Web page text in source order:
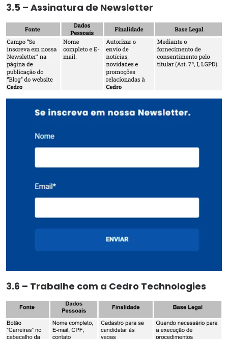
3.5 – Assinatura de Newsletter
3.6 – Trabalhe com a Cedro Technologies